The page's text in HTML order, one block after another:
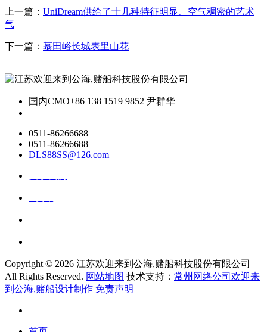
上一篇： UniDream供给了十几种特征明显、空气稠密的艺术
气
下一篇： 慕田峪长城表里山花
国内CMO+86 138 1519 9852 尹群华
0511-86266688
0511-86266688
DLS88SS@126.com
Copyright © 2026 江苏欢迎来到公海,赌船科技股份有限公司
All Rights Reserved. 网站地图 技术支持： 常州网络公司欢迎来
到公海,赌船设计制作 免责声明